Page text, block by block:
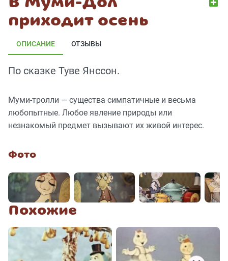
приходит осень
ОПИСАНИЕ ОТЗЫВЫ
По сказке Туве Янссон.
Муми-тролли — существа симпатичные и весьма
любопытные. Любое явление природы или
незнакомый предмет вызывают их живой интерес.
Фото
Похожие